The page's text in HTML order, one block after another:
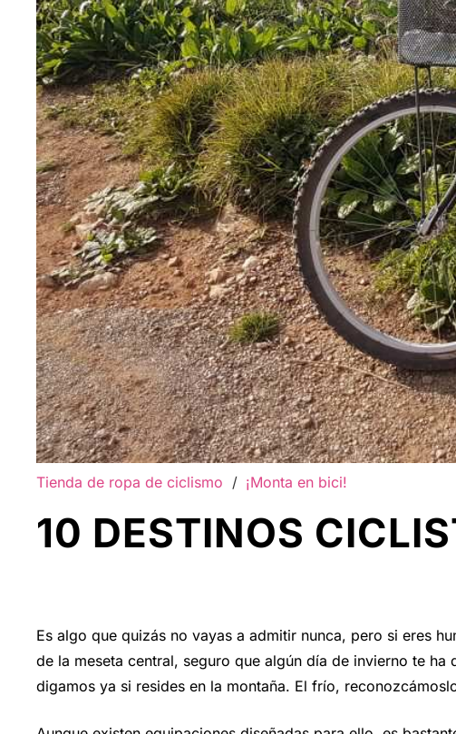
Tienda de ropa de ciclismo / ¡Monta en bici!
10 DESTINOS
Es algo que quizás no vayas a admitir nunca, pero si eres
de la meseta central, seguro que algún día de invierno te
digamos ya si resides en la montaña. El frío,